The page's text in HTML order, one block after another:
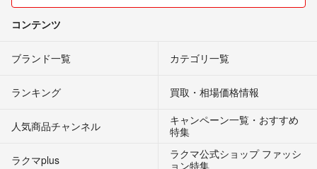
コンテンツ
ブランド一覧 カテゴリ一覧
ランキング 買取・相場価格情報
人気商品チャンネル
キャンペーン一覧・おすすめ
特集
ラクマplus
ラクマ公式ショップ ファッシ
ョン特集